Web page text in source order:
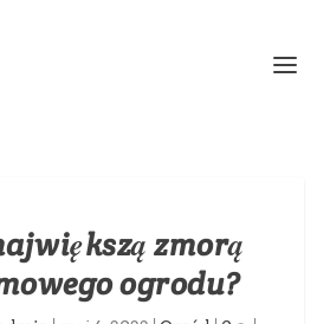
zmorą
ogrodu?